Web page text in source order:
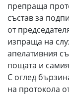
препраща
състав за
от
изпраща на
апелативния
пощата и
С оглед
на протокола